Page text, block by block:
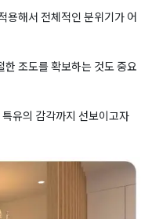
용해서 전체적인 분위기가 어
조도를 확보하는 것도 중요
유의 감각까지 선보이고자